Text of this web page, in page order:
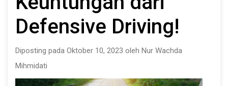
Defensive Driving!
Diposting pada Oktober 10, 2023 oleh Nur Wachda
Mihmidati